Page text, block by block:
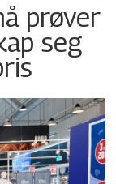
prøver
seg